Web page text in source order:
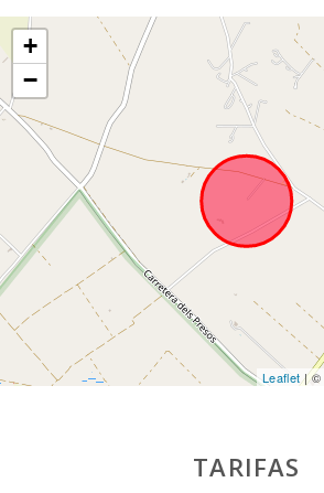
Pueblo Alcudia
(km):
Pueblo Felanitx (
km ):
Distancia al
pueblo (km):
Estación de tren
Intermodal de
Palma (km):
Parada de
autobuses (km):
Distancia al
aeropuerto (кm):
+
−
Leaflet| ©
TARIFAS